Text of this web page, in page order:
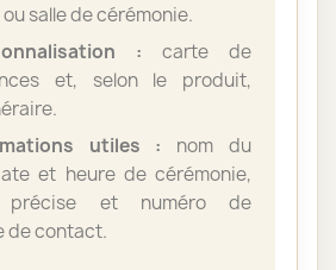
salle de cérémonie.
: carte de
et, selon le produit,
utiles : nom du
et heure de cérémonie,
précise et numéro de
de contact.